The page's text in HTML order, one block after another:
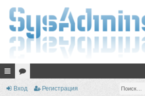
с ор
Вход Регистрация